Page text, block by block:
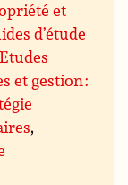
et
d’étude
Etudes
et gestion :
,